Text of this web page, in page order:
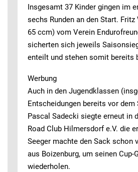
Insgesamt 37 Kinder gingen im
sechs Runden an den Start.
65 ccm) vom Verein
sicherten sich jeweils
enteilt und stehen somit bereits
Werbung
Auch in den Jugendklassen
Entscheidungen bereits vor dem
Pascal Sadecki siegte erneut in
Road Club Hilmersdorf e.V. die
Seeger machte den Sack schon
aus Boizenburg, um seinen
wiederholen.